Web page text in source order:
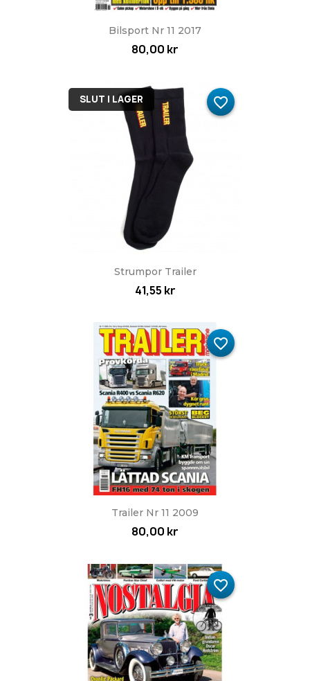
Bilsport Nr 11 2017
80,00 kr
Strumpor Trailer
41,55 kr
SLUT I LAGER favorite_border
Trailer Nr 11 2009
80,00 kr
favorite_border
favorite_border